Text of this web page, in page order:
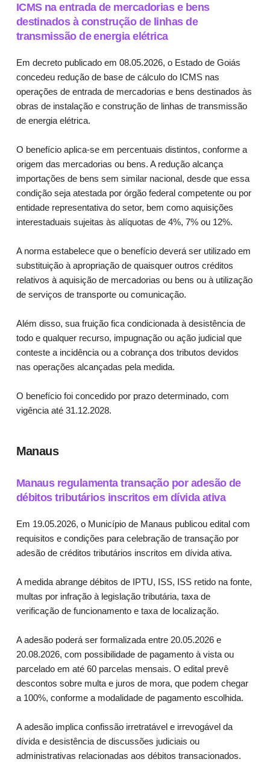
ICMS na entrada de mercadorias e bens
destinados à construção de linhas de
transmissão de energia elétrica
Em decreto publicado em 08.05.2026, o Estado de Goiás
concedeu redução de base de cálculo do ICMS nas
operações de entrada de mercadorias e bens destinados às
obras de instalação e construção de linhas de transmissão
de energia elétrica.
O benefício aplica-se em percentuais distintos, conforme a
origem das mercadorias ou bens. A redução alcança
importações de bens sem similar nacional, desde que essa
condição seja atestada por órgão federal competente ou por
entidade representativa do setor, bem como aquisições
interestaduais sujeitas às alíquotas de 4%, 7% ou 12%.
A norma estabelece que o benefício deverá ser utilizado em
substituição à apropriação de quaisquer outros créditos
relativos à aquisição de mercadorias ou bens ou à utilização
de serviços de transporte ou comunicação.
Além disso, sua fruição fica condicionada à desistência de
todo e qualquer recurso, impugnação ou ação judicial que
conteste a incidência ou a cobrança dos tributos devidos
nas operações alcançadas pela medida.
O benefício foi concedido por prazo determinado, com
vigência até 31.12.2028.
Manaus
Manaus regulamenta transação por adesão de
débitos tributários inscritos em dívida ativa
Em 19.05.2026, o Município de Manaus publicou edital com
requisitos e condições para celebração de transação por
adesão de créditos tributários inscritos em dívida ativa.
A medida abrange débitos de IPTU, ISS, ISS retido na fonte,
multas por infração à legislação tributária, taxa de
verificação de funcionamento e taxa de localização.
A adesão poderá ser formalizada entre 20.05.2026 e
20.08.2026, com possibilidade de pagamento à vista ou
parcelado em até 60 parcelas mensais. O edital prevê
descontos sobre multa e juros de mora, que podem chegar
a 100%, conforme a modalidade de pagamento escolhida.
A adesão implica confissão irretratável e irrevogável da
dívida e desistência de discussões judiciais ou
administrativas relacionadas aos débitos transacionados.